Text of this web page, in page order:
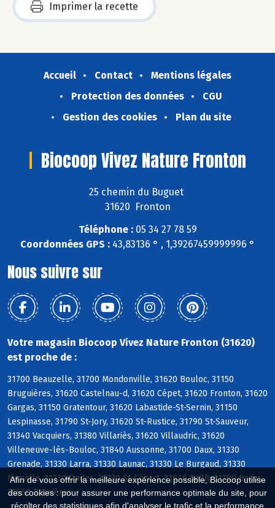
Afin de vous offrir la meilleure expérience possible, Biocoop utilise
des cookies : pour assurer une performance optimale du site, pour
récolter des statistiques afin d'analyser le trafic et la performance
Imprimer la recette
Accueil Contact
Mentions légales
Protection des données
CGU
Gestion des cookies
Plan du site
Biocoop Vivez Nature Fronton
25 chemin du Buguet
31620 Fronton
Téléphone :05 34 27 78 59
Coordonnées GPS : 43,83136 ° , 1,39267459999996 °
Nous suivre sur
Votre magasin Biocoop Vivez Nature Fronton (31620)
est proche de :
31700 Beauzelle, 31700 Mondonville, 31620 Bouloc, 31150
Bruguières, 31620 Castelnau-d, 31620 Cépet, 31620 Fronton, 31620
Gargas, 31150 Gratentour, 31620 Labastide-St-Sernin, 31150
Lespinasse, 31790 St-Jory, 31620 St-Rustice, 31790 St-Sauveur,
31340 Vacquiers, 31380 Villariès, 31620 Villaudric, 31620
Villeneuve-lès-Bouloc, 31840 Aussonne, 31700 Daux, 31330
Grenade, 31330 Larra, 31330 Launac, 31330 Le Burgaud, 31330
Merville, 31330 Ondes, 31330 St-Cézert, 31840 Seilh, 31380 Bazus,
31660 Bessières